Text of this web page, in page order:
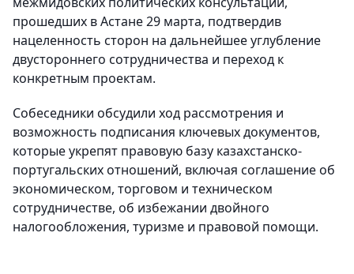
прошедших в Астане 29 марта, подтвердив
нацеленность сторон на дальнейшее углубление
двустороннего сотрудничества и переход к
конкретным проектам.
Собеседники обсудили ход рассмотрения и
возможность подписания ключевых документов,
которые укрепят правовую базу казахстанско-
португальских отношений, включая соглашение об
экономическом, торговом и техническом
сотрудничестве, об избежании двойного
налогообложения, туризме и правовой помощи.